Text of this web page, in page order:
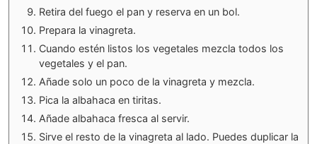
Retira del fuego el pan y reserva en un bol.
Prepara la vinagreta.
Cuando estén listos los vegetales mezcla todos los
vegetales y el pan.
Añade solo un poco de la vinagreta y mezcla.
Pica la albahaca en tiritas.
Añade albahaca fresca al servir.
Sirve el resto de la vinagreta al lado. Puedes duplicar la